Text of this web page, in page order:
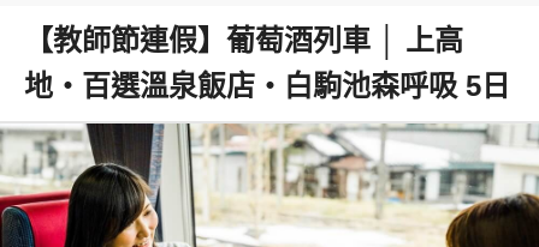
【教師節連假】葡萄酒列車 │ 上高
地・百選溫泉飯店・白駒池森呼吸 5日